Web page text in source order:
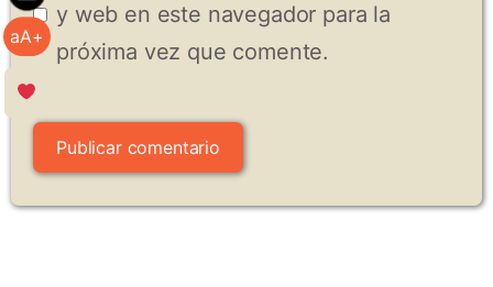
aA+
y web en este navegador para la
próxima vez que comente.